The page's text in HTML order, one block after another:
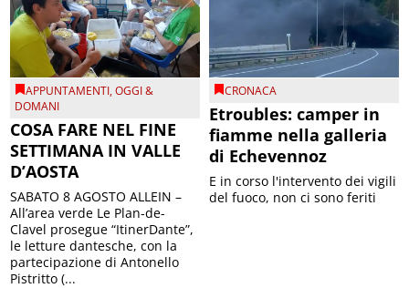
APPUNTAMENTI,OGGI &
DOMANI
COSA FARE NEL FINE
SETTIMANA IN VALLE
D’AOSTA
SABATO 8 AGOSTO ALLEIN –
All’area verde Le Plan-de-
Clavel prosegue “ItinerDante”,
le letture dantesche, con la
partecipazione di Antonello
Pistritto (...
CRONACA
Etroubles: camper in
fiamme nella galleria
di Echevennoz
E in corso l'intervento dei vigili
del fuoco, non ci sono feriti